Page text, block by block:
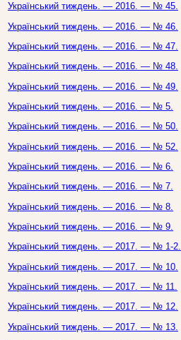
Український тиждень. — 2016. — № 45.
Український тиждень. — 2016. — № 46.
Український тиждень. — 2016. — № 47.
Український тиждень. — 2016. — № 48.
Український тиждень. — 2016. — № 49.
Український тиждень. — 2016. — № 5.
Український тиждень. — 2016. — № 50.
Український тиждень. — 2016. — № 52.
Український тиждень. — 2016. — № 6.
Український тиждень. — 2016. — № 7.
Український тиждень. — 2016. — № 8.
Український тиждень. — 2016. — № 9.
Український тиждень. — 2017. — № 1-2.
Український тиждень. — 2017. — № 10.
Український тиждень. — 2017. — № 11.
Український тиждень. — 2017. — № 12.
Український тиждень. — 2017. — № 13.